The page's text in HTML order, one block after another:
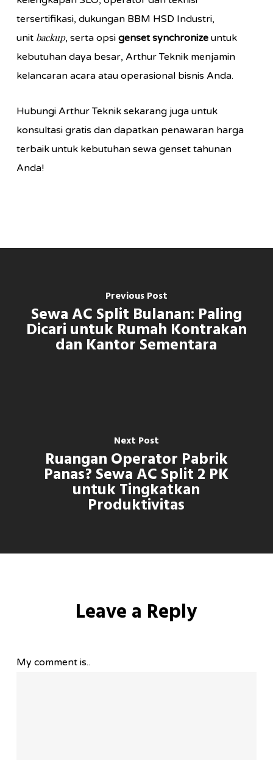
tersertifikasi, dukungan BBM HSD Industri,
unit backup, serta opsi genset synchronizeuntuk
kebutuhan daya besar, Arthur Teknik menjamin
kelancaran acara atau operasional bisnis Anda.
Hubungi Arthur Teknik sekarang juga untuk
konsultasi gratis dan dapatkan penawaran harga
terbaik untuk kebutuhan sewa genset tahunan
Anda!
Previous Post
Sewa AC Split Bulanan: Paling
Dicari untuk Rumah Kontrakan
dan Kantor Sementara
Next Post
Ruangan Operator Pabrik
Panas? Sewa AC Split 2 PK
untuk Tingkatkan
Produktivitas
Leave a Reply
My comment is..